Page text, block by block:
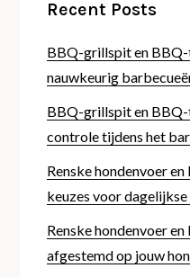
Recent Posts
BBQ-grillspit en
nauwkeurig
BBQ-grillspit en
controle tijdens het
Renske hondenvoer en
keuzes voor
Renske hondenvoer en
afgestemd op jouw